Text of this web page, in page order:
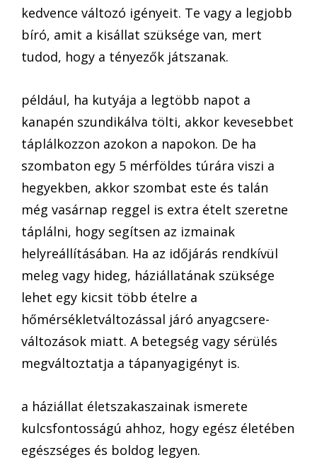
kedvence változó igényeit. Te vagy a legjobb
bíró, amit a kisállat szüksége van, mert
tudod, hogy a tényezők játszanak.
például, ha kutyája a legtöbb napot a
kanapén szundikálva tölti, akkor kevesebbet
táplálkozzon azokon a napokon. De ha
szombaton egy 5 mérföldes túrára viszi a
hegyekben, akkor szombat este és talán
még vasárnap reggel is extra ételt szeretne
táplálni, hogy segítsen az izmainak
helyreállításában. Ha az időjárás rendkívül
meleg vagy hideg, háziállatának szüksége
lehet egy kicsit több ételre a
hőmérsékletváltozással járó anyagcsere-
változások miatt. A betegség vagy sérülés
megváltoztatja a tápanyagigényt is.
a háziállat életszakaszainak ismerete
kulcsfontosságú ahhoz, hogy egész életében
egészséges és boldog legyen.